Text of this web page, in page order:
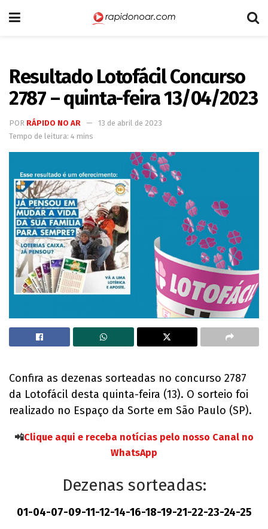
Resultado Lotofácil Concurso
2787 – quinta-feira 13/04/2023
POR RÁPIDO NO AR
13 de abril de 2023
Tempo de leitura: 4 mins
Confira as dezenas sorteadas no concurso 2787
da Lotofácil desta quinta-feira (13). O sorteio foi
realizado no Espaço da Sorte em São Paulo (SP).
📲Clique aqui e receba notícias pelo nosso Canal no
WhatsApp
Dezenas sorteadas:
01-04-07-09-11-12-14-16-18-19-21-22-23-24-25